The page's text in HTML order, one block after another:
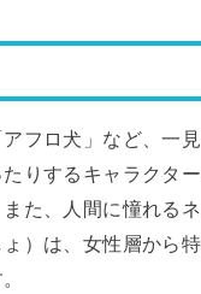
アフロ犬」など、一
りするキャラクタ
た、人間に憧れるネ
ょ）は、女性層から